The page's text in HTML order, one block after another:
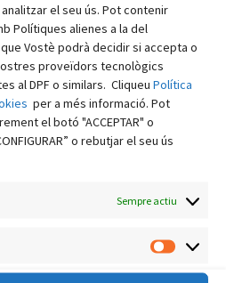
el seu ús. Pot contenir
Polítiques alienes a la del
Vostè podrà decidir si accepta o
proveïdors tecnològics
al DPF o similars. Cliqueu Política
per a més informació. Pot
el botó "ACCEPTAR" o
o rebutjar el seu ús
Sempre actiu